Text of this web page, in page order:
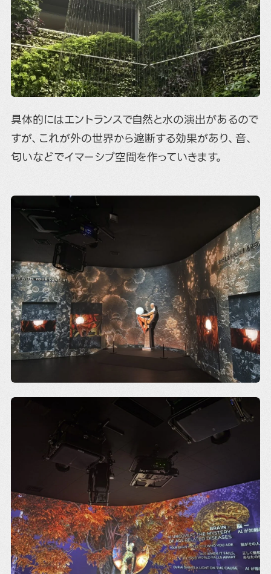
具体的にはエントランスで自然と水の演出があるので
すが、これが外の世界から遮断する効果があり、音、
匂いなどでイマーシブ空間を作っていきます。